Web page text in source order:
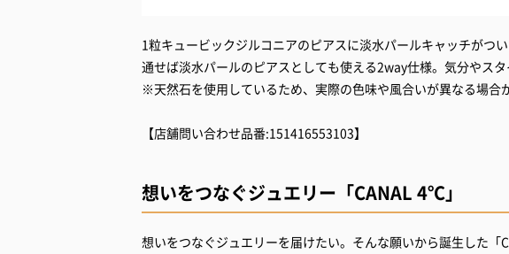
1粒キュービックジルコニアのピアスに淡水パールキャッチがつ
通せば淡水パールのピアスとしても使える2way仕様。気分やス
※天然石を使用しているため、実際の色味や風合いが異なる場合
【店舗問い合わせ品番:151416553103】
想いをつなぐジュエリー「CANAL 4℃」
想いをつなぐジュエリーを届けたい。そんな願いから誕生した「